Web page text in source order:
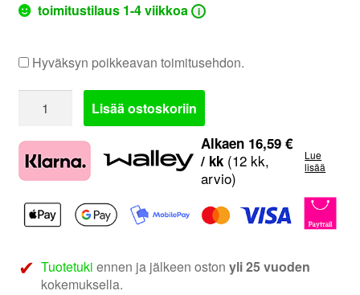
toimitustilaus 1-4 viikkoa i
Hyväksyn poikkeavan toimitusehdon.
Amarok
määrä
Lisää ostoskoriin
Alkaen 16,59 €
/ kk(12 kk,
arvio)
Lue
lisää
Tuotetuki ennen ja jälkeen ostonyli 25 vuoden
kokemuksella.